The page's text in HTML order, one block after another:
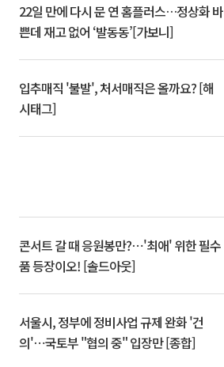
22일 만에 다시 문 연 홈플러스…정상화 바
쁜데 재고 없어 ‘발동동’[가보니]
입추매직 '불발', 처서매직은 올까요? [해
시태그]
콘서트 갈 때 응원봉만?⋯'최애' 위한 필수
품 등장이오! [솔드아웃]
서울시, 정부에 정비사업 규제 완화 '건
의'⋯국토부 "협의 중" 입장만 [종합]